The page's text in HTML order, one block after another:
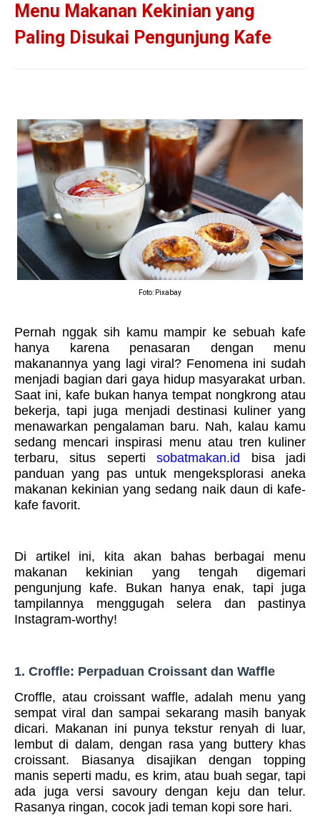
Menu Makanan Kekinian yang
Paling Disukai Pengunjung Kafe
Foto: Pixabay
Pernah nggak sih kamu mampir ke sebuah kafe
hanya karena penasaran dengan menu
makanannya yang lagi viral? Fenomena ini sudah
menjadi bagian dari gaya hidup masyarakat urban.
Saat ini, kafe bukan hanya tempat nongkrong atau
bekerja, tapi juga menjadi destinasi kuliner yang
menawarkan pengalaman baru. Nah, kalau kamu
sedang mencari inspirasi menu atau tren kuliner
terbaru, situs sepertisobatmakan.id
bisa jadi
panduan yang pas untuk mengeksplorasi aneka
makanan kekinian yang sedang naik daun di kafe-
kafe favorit.
Di artikel ini, kita akan bahas berbagai menu
makanan kekinian yang tengah digemari
pengunjung kafe. Bukan hanya enak, tapi juga
tampilannya menggugah selera dan pastinya
Instagram-worthy!
1. Croffle: Perpaduan Croissant dan Waffle
Croffle, atau croissant waffle, adalah menu yang
sempat viral dan sampai sekarang masih banyak
dicari. Makanan ini punya tekstur renyah di luar,
lembut di dalam, dengan rasa yang buttery khas
croissant. Biasanya disajikan dengan topping
manis seperti madu, es krim, atau buah segar, tapi
ada juga versi savoury dengan keju dan telur.
Rasanya ringan, cocok jadi teman kopi sore hari.